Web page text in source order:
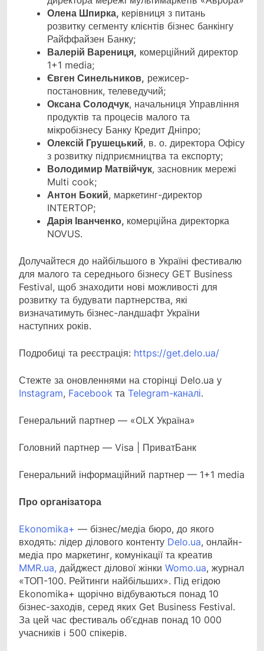
Олена Шпирка, керівниця з питань
розвитку сегменту клієнтів бізнес банкінгу
Райффайзен Банку;
Валерій Варениця, комерційний директор
1+1 media;
Євген Синельников, режисер-
постановник, телеведучий;
Оксана Солодчук, начальниця Управління
продуктів та процесів малого та
мікробізнесу Банку Кредит Дніпро;
Олексій Грушецький, в. о. директора Офісу
з розвитку підприємництва та експорту;
Володимир Матвійчук, засновник мережі
Multi cook;
Антон Бокий, маркетинг-директор
INTERTOP;
Дарія Іванченко, комерційна директорка
NOVUS.
Долучайтеся до найбільшого в Україні фестивалю
для малого та середнього бізнесу GET Business
Festival, щоб знаходити нові можливості для
розвитку та будувати партнерства, які
визначатимуть бізнес-ландшафт України
наступних років.
Подробиці та реєстрація: https://get.delo.ua/
Стежте за оновленнями на сторінці Delo.ua у
Instagram, Facebook та Telegram-каналі.
Генеральний партнер — «OLX Україна»
Головний партнер — Visa | ПриватБанк
Генеральний інформаційний партнер — 1+1 media
Про організатора
Ekonomika+ — бізнес/медіа бюро, до якого
входять: лідер ділового контенту Delo.ua, онлайн-
медіа про маркетинг, комунікації та креатив
MMR.ua, дайджест ділової жінки Womo.ua, журнал
«ТОП-100. Рейтинги найбільших». Під егідою
Ekonomika+ щорічно відбуваються понад 10
бізнес-заходів, серед яких Get Business Festival.
За цей час фестиваль об’єднав понад 10 000
учасників і 500 спікерів.